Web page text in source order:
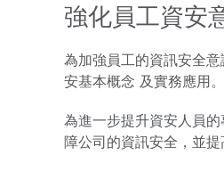
強化員工資安
為加強員工的資訊安全
安基本概念 及實務應用
為進一步提升資安人員
障公司的資訊安全，並